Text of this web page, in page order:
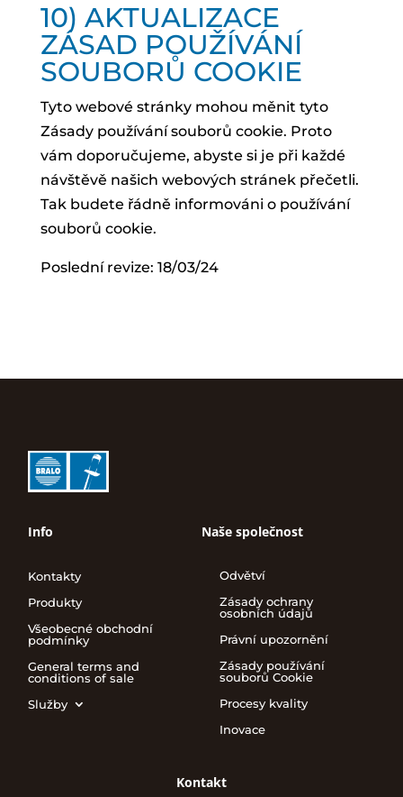
10) AKTUALIZACE
ZÁSAD POUŽÍVÁNÍ
SOUBORŮ COOKIE
Tyto webové stránky mohou měnit tyto
Zásady používání souborů cookie. Proto
vám doporučujeme, abyste si je při každé
návštěvě našich webových stránek přečetli.
Tak budete řádně informováni o používání
souborů cookie.
Poslední revize: 18/03/24
Info
Kontakty
Produkty
Všeobecné obchodní
podmínky
General terms and
conditions of sale
Služby
Naše společnost
Odvětví
Zásady ochrany
osobních údajů
Právní upozornění
Zásady používání
souborů Cookie
Procesy kvality
Inovace
Kontakt